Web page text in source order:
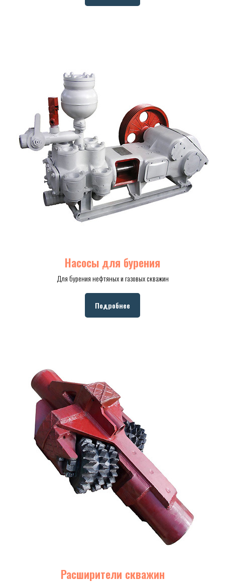
Насосы для бурения
Для бурения нефтяных и газовых скважин
Подробнее
Расширители скважин